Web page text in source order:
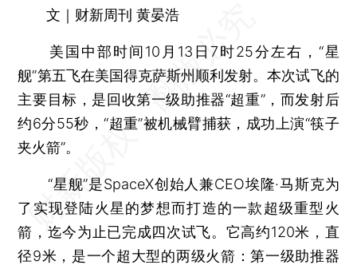
文｜财新周刊 黄晏浩
美国中部时间10月13日7时25分左右，“星
舰”第五飞在美国得克萨斯州顺利发射。本次试飞的
主要目标，是回收第一级助推器“超重”，而发射后
约6分55秒，“超重”被机械臂捕获，成功上演“筷子
夹火箭”。
“星舰”是SpaceX创始人兼CEO埃隆·马斯克为
了实现登陆火星的梦想而打造的一款超级重型火
箭，迄今为止已完成四次试飞。它高约120米，直
径9米，是一个超大型的两级火箭：第一级助推器